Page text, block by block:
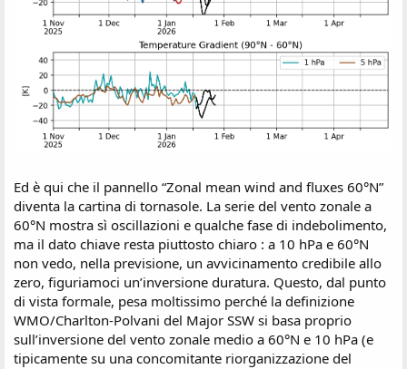
Ed è qui che il pannello “Zonal mean wind and fluxes 60°N”
diventa la cartina di tornasole. La serie del vento zonale a
60°N mostra sì oscillazioni e qualche fase di indebolimento,
ma il dato chiave resta piuttosto chiaro : a 10 hPa e 60°N
non vedo, nella previsione, un avvicinamento credibile allo
zero, figuriamoci un’inversione duratura. Questo, dal punto
di vista formale, pesa moltissimo perché la definizione
WMO/Charlton-Polvani del Major SSW si basa proprio
sull’inversione del vento zonale medio a 60°N e 10 hPa (e
tipicamente su una concomitante riorganizzazione del